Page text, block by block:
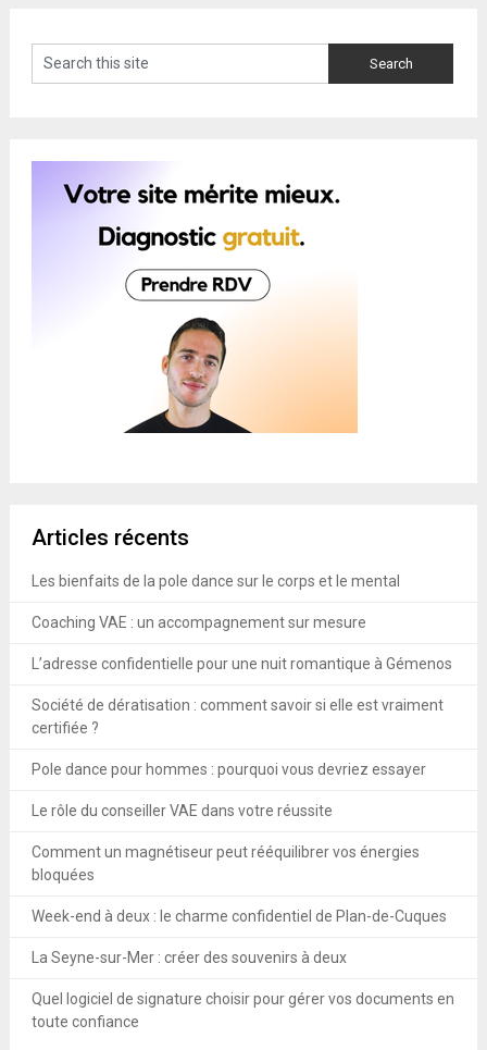
Articles récents
Les bienfaits de la pole dance sur le corps et le mental
Coaching VAE : un accompagnement sur mesure
L’adresse confidentielle pour une nuit romantique à Gémenos
Société de dératisation : comment savoir si elle est vraiment
certifiée ?
Pole dance pour hommes : pourquoi vous devriez essayer
Le rôle du conseiller VAE dans votre réussite
Comment un magnétiseur peut rééquilibrer vos énergies
bloquées
Week-end à deux : le charme confidentiel de Plan-de-Cuques
La Seyne-sur-Mer : créer des souvenirs à deux
Quel logiciel de signature choisir pour gérer vos documents en
toute confiance